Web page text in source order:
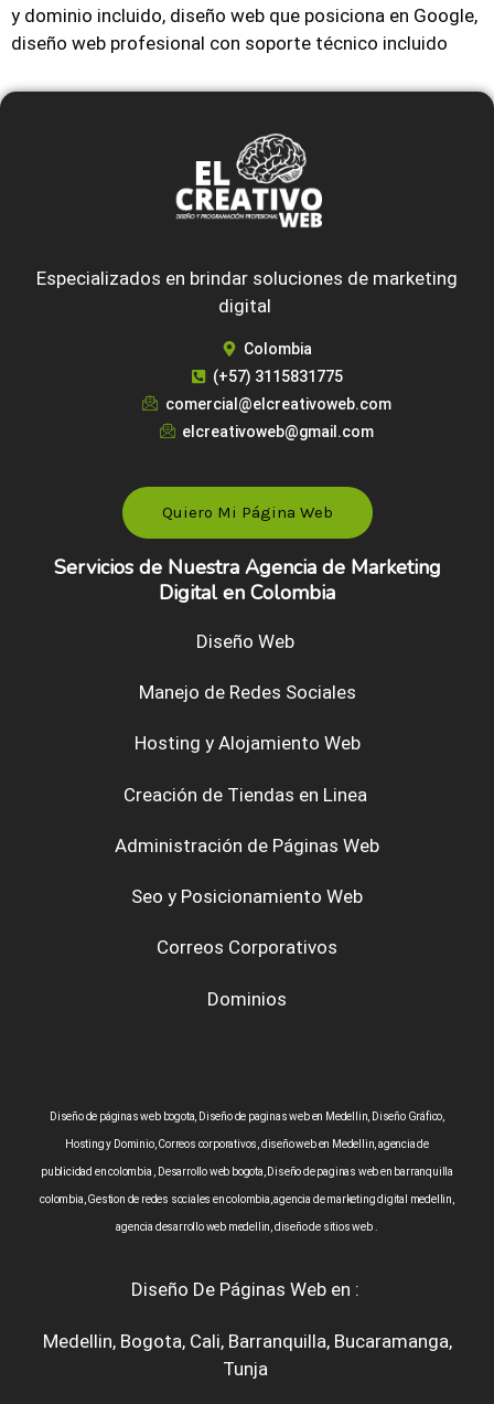
y dominio incluido, diseño web que posiciona en Google,
diseño web profesional con soporte técnico incluido
Especializados en brindar soluciones de marketing
digital
Colombia
(+57) 3115831775
comercial@elcreativoweb.com
elcreativoweb@gmail.com
Quiero Mi Página Web
Servicios de Nuestra Agencia de Marketing
Digital en Colombia
Diseño Web
Manejo de Redes Sociales
Hosting y Alojamiento Web
Creación de Tiendas en Linea
Administración de Páginas Web
Seo y Posicionamiento Web
Correos Corporativos
Dominios
Diseño de páginas web bogota, Diseño de paginas web en Medellin, Diseño Gráfico,
Hosting y Dominio, Correos corporativos, diseño web en Medellin, agencia de
publicidad en colombia , Desarrollo web bogota, Diseño de paginas web en barranquilla
colombia, Gestion de redes sociales en colombia, agencia de marketing digital medellin,
agencia desarrollo web medellin, diseño de sitios web .
Diseño De Páginas Web en :
Medellin, Bogota, Cali, Barranquilla, Bucaramanga,
Tunja